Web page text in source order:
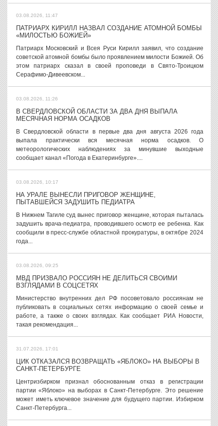
03.08.2026, 11:47
ПАТРИАРХ КИРИЛЛ НАЗВАЛ СОЗДАНИЕ АТОМНОЙ БОМБЫ
«МИЛОСТЬЮ БОЖИЕЙ»
Патриарх Московский и Всея Руси Кирилл заявил, что создание
советской атомной бомбы было проявлением милости Божией. Об
этом патриарх сказал в своей проповеди в Свято-Троицком
Серафимо-Дивеевском...
03.08.2026, 11:26
В СВЕРДЛОВСКОЙ ОБЛАСТИ ЗА ДВА ДНЯ ВЫПАЛА
МЕСЯЧНАЯ НОРМА ОСАДКОВ
В Свердловской области в первые два дня августа 2026 года
выпала практически вся месячная норма осадков. О
метеорологических наблюдениях за минувшие выходные
сообщает канал «Погода в Екатеринбурге»....
03.08.2026, 10:17
НА УРАЛЕ ВЫНЕСЛИ ПРИГОВОР ЖЕНЩИНЕ,
ПЫТАВШЕЙСЯ ЗАДУШИТЬ ПЕДИАТРА
В Нижнем Тагиле суд вынес приговор женщине, которая пыталась
задушить врача-педиатра, проводившего осмотр ее ребенка. Как
сообщили в пресс-службе областной прокуратуры, в октябре 2024
года...
03.08.2026, 09:25
МВД ПРИЗВАЛО РОССИЯН НЕ ДЕЛИТЬСЯ СВОИМИ
ВЗГЛЯДАМИ В СОЦСЕТЯХ
Министерство внутренних дел РФ посоветовало россиянам не
публиковать в социальных сетях информацию о своей семье и
работе, а также о своих взглядах. Как сообщает РИА Новости,
такая рекомендация...
31.07.2026, 17:01
ЦИК ОТКАЗАЛСЯ ВОЗВРАЩАТЬ «ЯБЛОКО» НА ВЫБОРЫ В
САНКТ-ПЕТЕРБУРГЕ
Центризбирком признал обоснованным отказ в регистрации
партии «Яблоко» на выборах в Санкт-Петербурге. Это решение
может иметь ключевое значение для будущего партии. Избирком
Санкт-Петербурга...